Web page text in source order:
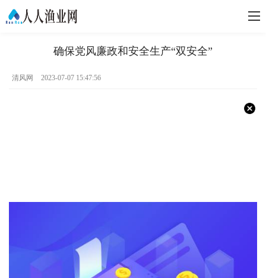
确保党风廉政和安全生产“双安全”
清风网 2023-07-07 15:47:56